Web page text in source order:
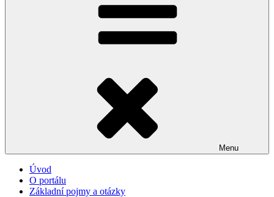
Menu
Úvod
O portálu
Základní pojmy a otázky